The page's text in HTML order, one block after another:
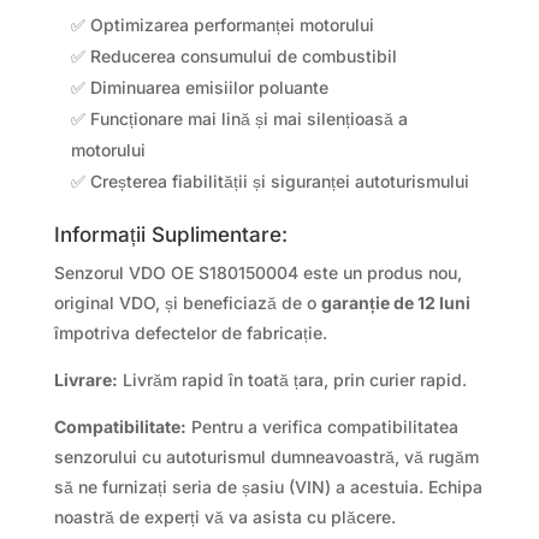
✅ Optimizarea performanței motorului
✅ Reducerea consumului de combustibil
✅ Diminuarea emisiilor poluante
✅ Funcționare mai lină și mai silențioasă a
motorului
✅ Creșterea fiabilității și siguranței autoturismului
Informații Suplimentare:
Senzorul VDO OE S180150004 este un produs nou,
original VDO, și beneficiază de o garanție de 12 luni
împotriva defectelor de fabricație.
Livrare: Livrăm rapid în toată țara, prin curier rapid.
Compatibilitate: Pentru a verifica compatibilitatea
senzorului cu autoturismul dumneavoastră, vă rugăm
să ne furnizați seria de șasiu (VIN) a acestuia. Echipa
noastră de experți vă va asista cu plăcere.